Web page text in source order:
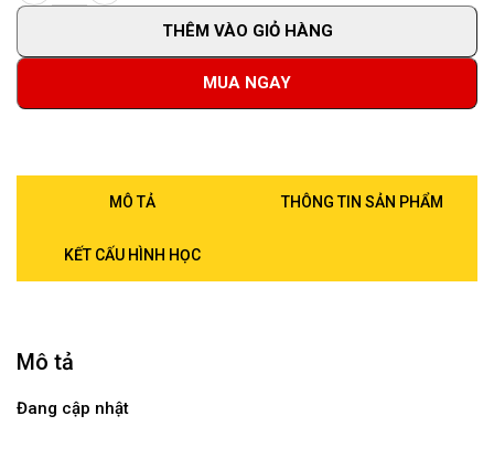
THÊM VÀO GIỎ HÀNG
MUA NGAY
MÔ TẢ THÔNG TIN SẢN PHẨM
KẾT CẤU HÌNH HỌC
Mô tả
Đang cập nhật